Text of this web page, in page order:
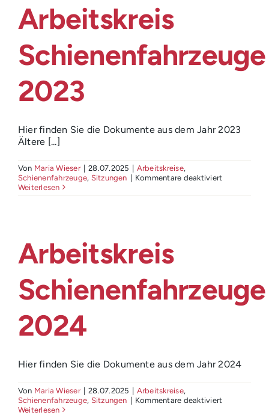
Arbeitskreis
Schienenfahrzeuge
2023
Hier finden Sie die Dokumente aus dem Jahr 2023
Ältere [...]
Von Maria Wieser 28.07.2025 Arbeitskreise,
Schienenfahrzeuge, Sitzungen Kommentare deaktiviertfür
Weiterlesen
Arbeitskreis
Schienenfahrzeuge
2024
Hier finden Sie die Dokumente aus dem Jahr 2024
Von Maria Wieser 28.07.2025 Arbeitskreise,
Schienenfahrzeuge, Sitzungen Kommentare deaktiviertfür
Weiterlesen